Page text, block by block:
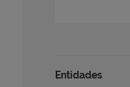
Entidades